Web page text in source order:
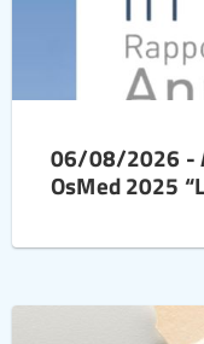
06/08/2026 -
OsMed 2025